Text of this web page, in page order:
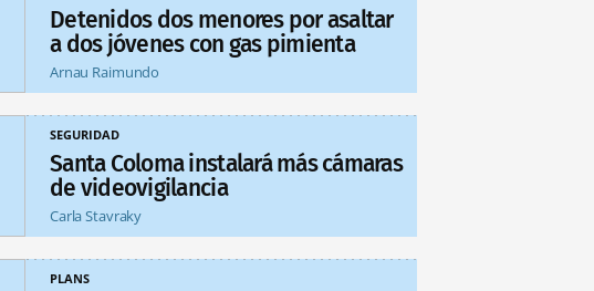
Detenidos dos menores por asaltar
a dos jóvenes con gas pimienta
Arnau Raimundo
SEGURIDAD
Santa Coloma instalará más cámaras
de videovigilancia
Carla Stavraky
PLANS